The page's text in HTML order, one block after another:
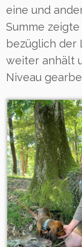
eine und
Summe
bezüglich der
weiter anhält
Niveau